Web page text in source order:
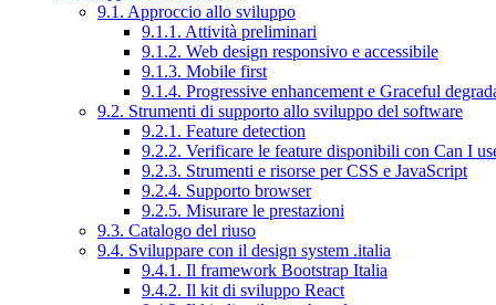
9.1. Approccio allo sviluppo
9.1.1. Attività preliminari
9.1.2. Web design responsivo e accessibile
9.1.3. Mobile first
9.1.4. Progressive enhancement e Graceful
9.2. Strumenti di supporto allo sviluppo del software
9.2.1. Feature detection
9.2.2. Verificare le feature disponibili con Can I
9.2.3. Strumenti e risorse per CSS e JavaScript
9.2.4. Supporto browser
9.2.5. Misurare le prestazioni
9.3. Catalogo del riuso
9.4. Sviluppare con il design system .italia
9.4.1. Il framework Bootstrap Italia
9.4.2. Il kit di sviluppo React